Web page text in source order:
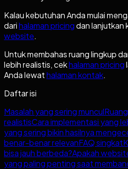
Kalau kebutuhan Anda mulai
darihalaman pricingdan lanjutkan
website.
Untuk membahas ruang lingkup
lebih realistis, cekhalaman pricing
Anda lewathalaman kontak.
Daftar isi
Masalah yang sering muncul
realistisCara implementasi yang
yang sering bikin hasilnya
benar-benar relevanFAQ singkat
bisa jauh berbeda?Apakah
yang paling penting saat